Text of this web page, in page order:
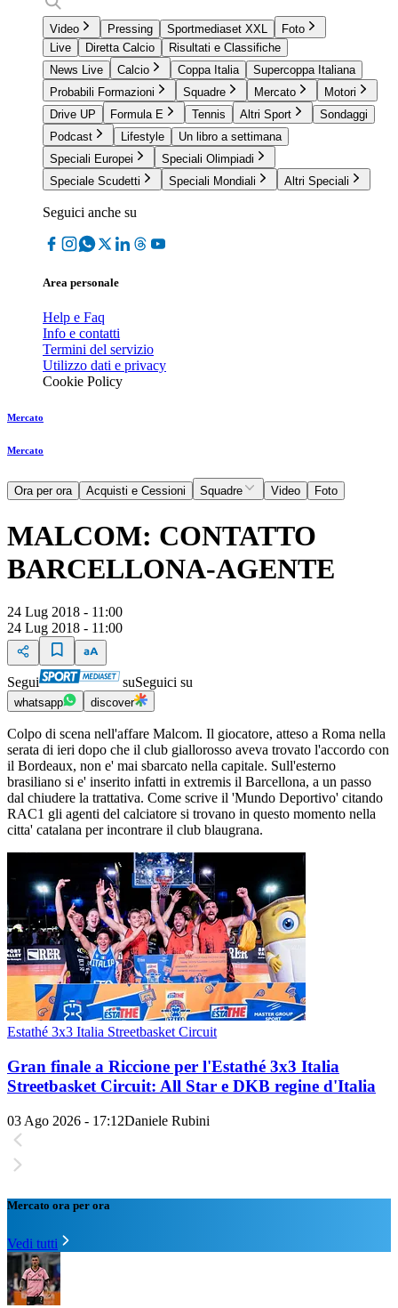
Video Pressing Sportmediaset XXL
Foto
Live
Diretta Calcio
Risultati e Classifiche
News Live
Calcio Coppa Italia
Supercoppa Italiana
Probabili Formazioni
Squadre Mercato
Motori
Drive UP
Formula E Tennis Altri Sport
Sondaggi
Podcast
Lifestyle
Un libro a settimana
Speciali Europei
Speciali Olimpiadi
Speciale Scudetti
Speciali Mondiali Altri Speciali
Seguici anche su
Area personale
Help e Faq
Info e contatti
Termini del servizio
Utilizzo dati e privacy
Cookie Policy
Mercato
Mercato
Ora per ora Acquisti e Cessioni Squadre Video Foto
MALCOM: CONTATTO
BARCELLONA-AGENTE
24 Lug 2018 - 11:00
24 Lug 2018 - 11:00
Segui suSeguici su
whatsapp discover
Colpo di scena nell'affare Malcom. Il giocatore, atteso a Roma nella
serata di ieri dopo che il club giallorosso aveva trovato l'accordo con
il Bordeaux, non e' mai sbarcato nella capitale. Sull'esterno
brasiliano si e' inserito infatti in extremis il Barcellona, a un passo
dal chiudere la trattativa. Come scrive il 'Mundo Deportivo' citando
RAC1 gli agenti del calciatore si trovano in questo momento nella
citta' catalana per incontrare il club blaugrana.
Estathé 3x3 Italia Streetbasket Circuit
Gran finale a Riccione per l'Estathé 3x3 Italia
Streetbasket Circuit: All Star e DKB regine d'Italia
03 Ago 2026 - 17:12Daniele Rubini
Mercato ora per ora
Vedi tutti